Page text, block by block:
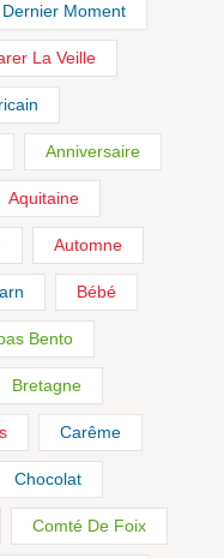
Moment
La Veille
Anniversaire
Aquitaine
Automne
Bébé
Bento
Bretagne
Carême
Chocolat
Comté De Foix